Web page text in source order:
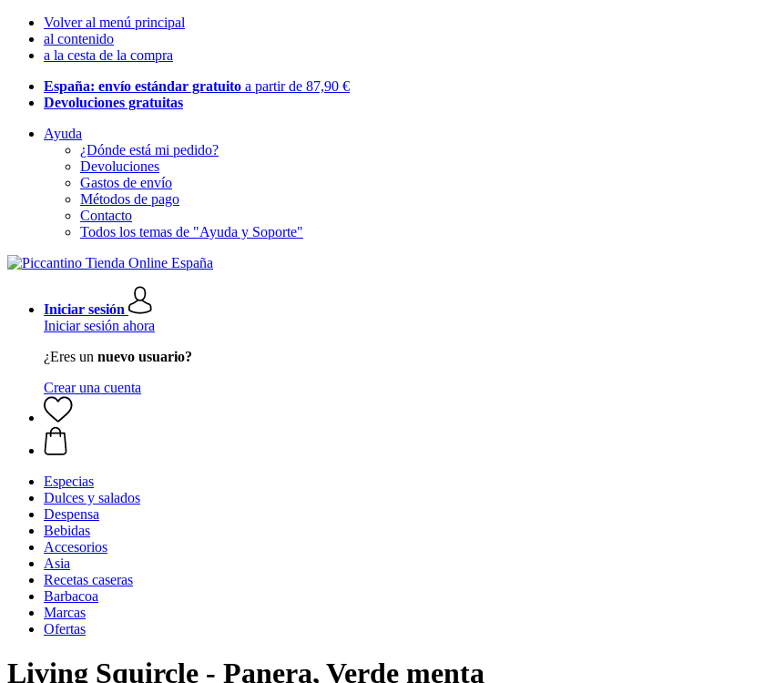
Volver al menú principal
al contenido
a la cesta de la compra
España: envío estándar gratuito a partir de 87,90 €
Devoluciones gratuitas
Ayuda
¿Dónde está mi pedido?
Devoluciones
Gastos de envío
Métodos de pago
Contacto
Todos los temas de "Ayuda y Soporte"
Iniciar sesión
Iniciar sesión ahora
¿Eres un nuevo usuario?
Crear una cuenta
Especias
Dulces y salados
Despensa
Bebidas
Accesorios
Asia
Recetas caseras
Barbacoa
Marcas
Ofertas
Living Squircle - Panera, Verde menta